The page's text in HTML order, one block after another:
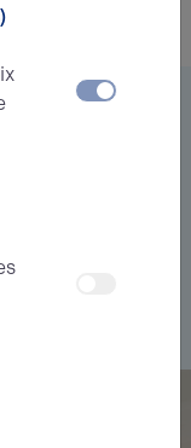
bien
prévenus des
à votre